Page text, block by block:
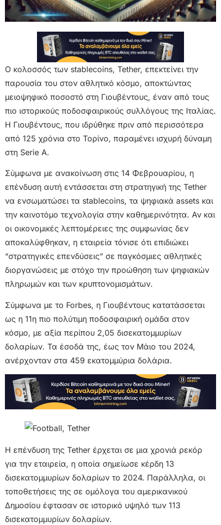
Ο κολοσσός των stablecoins, Tether, επεκτείνει την
παρουσία του στον αθλητικό κόσμο, αποκτώντας
μειοψηφικό ποσοστό στη Γιουβέντους, έναν από τους
πιο ιστορικούς ποδοσφαιρικούς συλλόγους της Ιταλίας.
Η Γιουβέντους, που ιδρύθηκε πριν από περισσότερα
από 125 χρόνια στο Τορίνο, παραμένει ισχυρή δύναμη
στη Serie A.
Σύμφωνα με ανακοίνωση στις 14 Φεβρουαρίου, η
επένδυση αυτή εντάσσεται στη στρατηγική της Tether
να ενσωματώσει τα stablecoins, τα ψηφιακά assets και
την καινοτόμο τεχνολογία στην καθημερινότητα. Αν και
οι οικονομικές λεπτομέρειες της συμφωνίας δεν
αποκαλύφθηκαν, η εταιρεία τόνισε ότι επιδιώκει
“στρατηγικές επενδύσεις” σε παγκόσμιες αθλητικές
διοργανώσεις με στόχο την προώθηση των ψηφιακών
πληρωμών και των κρυπτονομισμάτων.
Σύμφωνα με το Forbes, η Γιουβέντους κατατάσσεται
ως η 11η πιο πολύτιμη ποδοσφαιρική ομάδα στον
κόσμο, με αξία περίπου 2,05 δισεκατομμυρίων
δολαρίων. Τα έσοδά της, έως τον Μάιο του 2024,
ανέρχονταν στα 459 εκατομμύρια δολάρια.
Η επένδυση της Tether έρχεται σε μια χρονιά ρεκόρ
για την εταιρεία, η οποία σημείωσε κέρδη 13
δισεκατομμυρίων δολαρίων το 2024. Παράλληλα, οι
τοποθετήσεις της σε ομόλογα του αμερικανικού
Δημοσίου έφτασαν σε ιστορικό υψηλό των 113
δισεκατομμυρίων δολαρίων.